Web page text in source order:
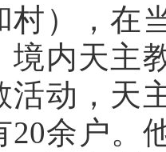
村），在
境内天主
活动，天
20余户。